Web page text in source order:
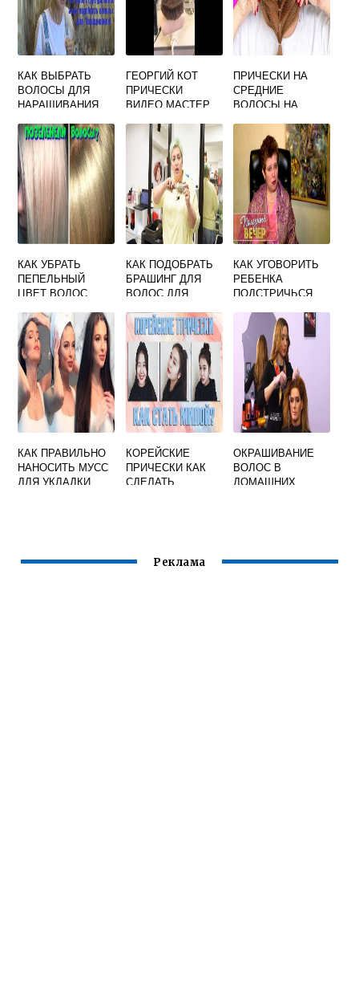
КАК ВЫБРАТЬ
ВОЛОСЫ ДЛЯ
НАРАЩИВАНИЯ
ГЕОРГИЙ КОТ
ПРИЧЕСКИ
ВИДЕО МАСТЕР
ПРИЧЕСКИ НА
СРЕДНИЕ
ВОЛОСЫ НА
ДОМАШНИХ
УСЛОВИЯХ
КАК УБРАТЬ
ПЕПЕЛЬНЫЙ
ЦВЕТ ВОЛОС
ОКРАШИВАНИЯ
КАК ПОДОБРАТЬ
БРАШИНГ ДЛЯ
ВОЛОС ДЛЯ
КАК УГОВОРИТЬ
РЕБЕНКА
ПОДСТРИЧЬСЯ
КАК ПРАВИЛЬНО
НАНОСИТЬ МУСС
ДЛЯ УКЛАДКИ
КОРЕЙСКИЕ
ПРИЧЕСКИ КАК
СДЕЛАТЬ
ОКРАШИВАНИЕ
ВОЛОС В
ДОМАШНИХ
Реклама